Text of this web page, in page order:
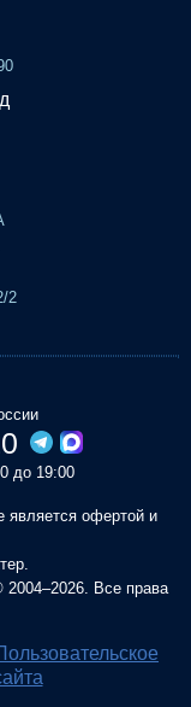
2
до 19:00
является офертой и
Все права